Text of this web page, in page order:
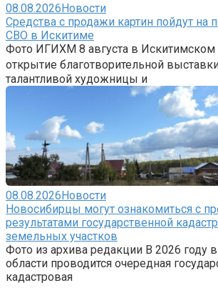
08.08.2026Новости
Средства с продажи картин пойдут
СВО в Искитиме
Фото ИГИХМ 8 августа в Искитимском
открытие благотворительной
талантливой художницы и
08.08.2026Новости
Новосибирцы могут ознакомиться с
результатами государственной
земельных участков
Фото из архива редакции В 2026 году
области проводится очередная
кадастровая